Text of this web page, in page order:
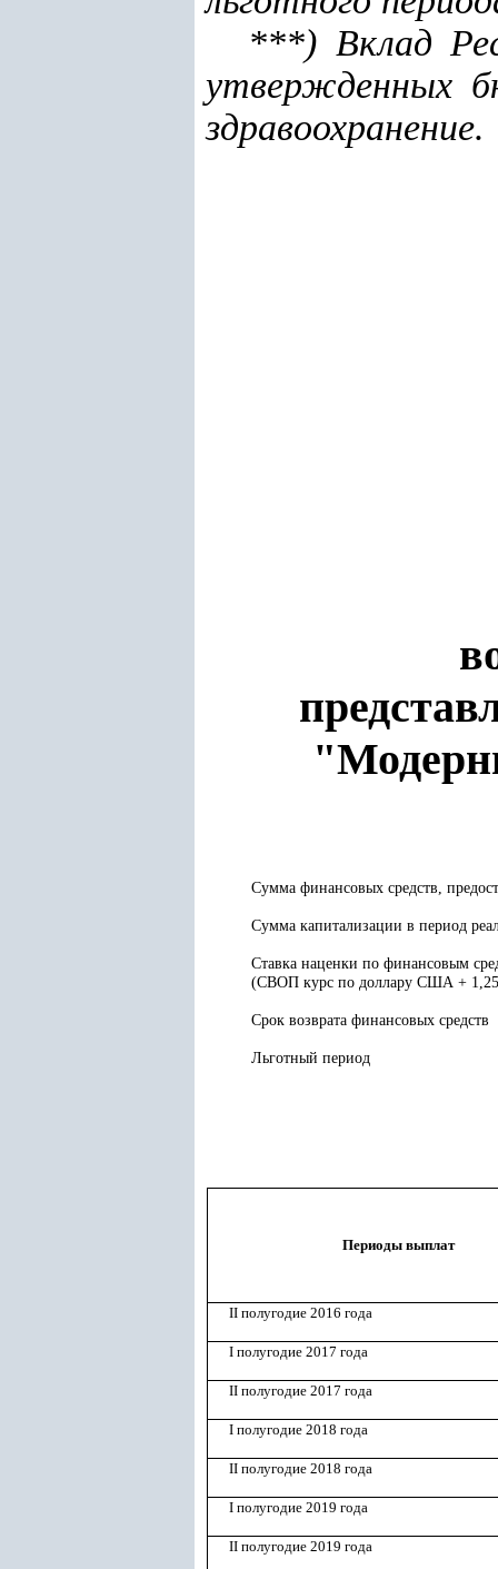
***) Вклад
утвержденных
здравоохранение.
Сумма финансовых средств,
Сумма капитализации в период
Ставка наценки по финансовым
(СВОП курс по доллару США +
Срок возврата финансовых средств
Льготный период
Периоды выплат
II полугодие 2016 года
I полугодие 2017 года
II полугодие 2017 года
I полугодие 2018 года
II полугодие 2018 года
I полугодие 2019 года
II полугодие 2019 года